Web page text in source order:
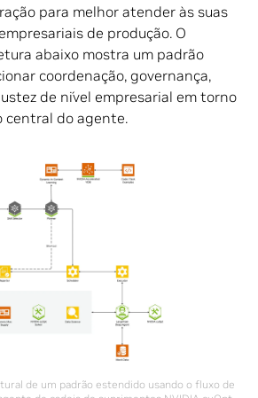
para melhor atender às suas
de produção. O
abaixo mostra um padrão
coordenação, governança,
de nível empresarial em torno
central do agente.
de um padrão estendido usando o fluxo de